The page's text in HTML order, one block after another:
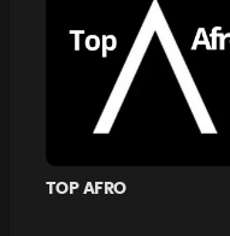
TOP AFRO